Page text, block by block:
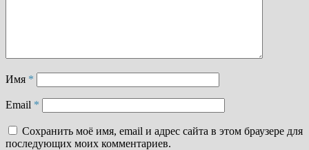
Имя *
Email *
Сохранить моё имя, email и адрес сайта в этом браузере для
последующих моих комментариев.